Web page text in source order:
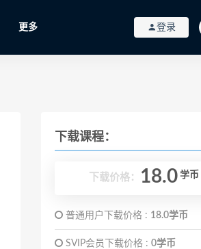
更多 登录
下载课程：
下载价格： 18.0 学币
普通用户下载价格 : 18.0学币
SVIP会员下载价格 : 0学币